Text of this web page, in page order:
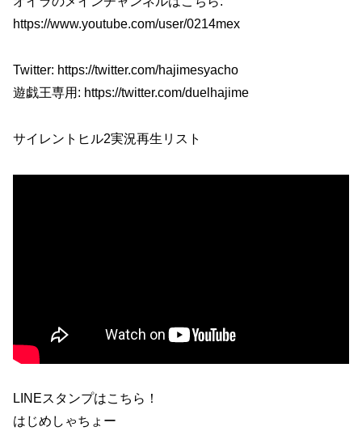
https://www.youtube.com/user/0214mex
Twitter: https://twitter.com/hajimesyacho
遊戯王専用: https://twitter.com/duelhajime
サイレントヒル2実況再生リスト
LINEスタンプはこちら！
はじめしゃちょー